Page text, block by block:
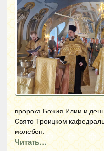
пророка Божия Илии и
Свято-Троицком
молебен.
Читать…